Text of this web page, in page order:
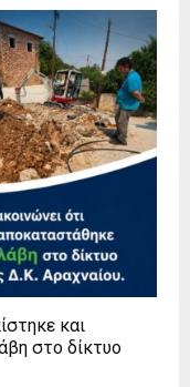
και
στο δίκτυο